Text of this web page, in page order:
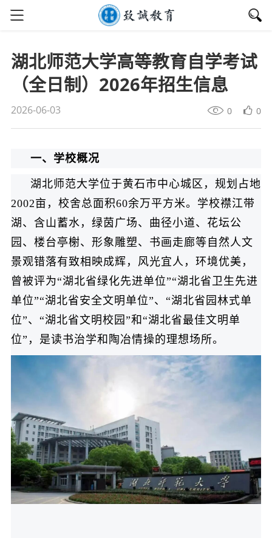
湖北师范大学高等教育自学考试
（全日制）2026年招生信息
2026-06-03 0 0
一、学校概况
湖北师范大学位于黄石市中心城区，规划占地
2002亩，校舍总面积60余万平方米。学校襟江带
湖、含山蓄水，绿茵广场、曲径小道、花坛公
园、楼台亭榭、形象雕塑、书画走廊等自然人文
景观错落有致相映成辉，风光宜人，环境优美，
曾被评为“湖北省绿化先进单位”“湖北省卫生先进
单位”“湖北省安全文明单位”、“湖北省园林式单
位”、“湖北省文明校园”和“湖北省最佳文明单
位”，是读书治学和陶冶情操的理想场所。